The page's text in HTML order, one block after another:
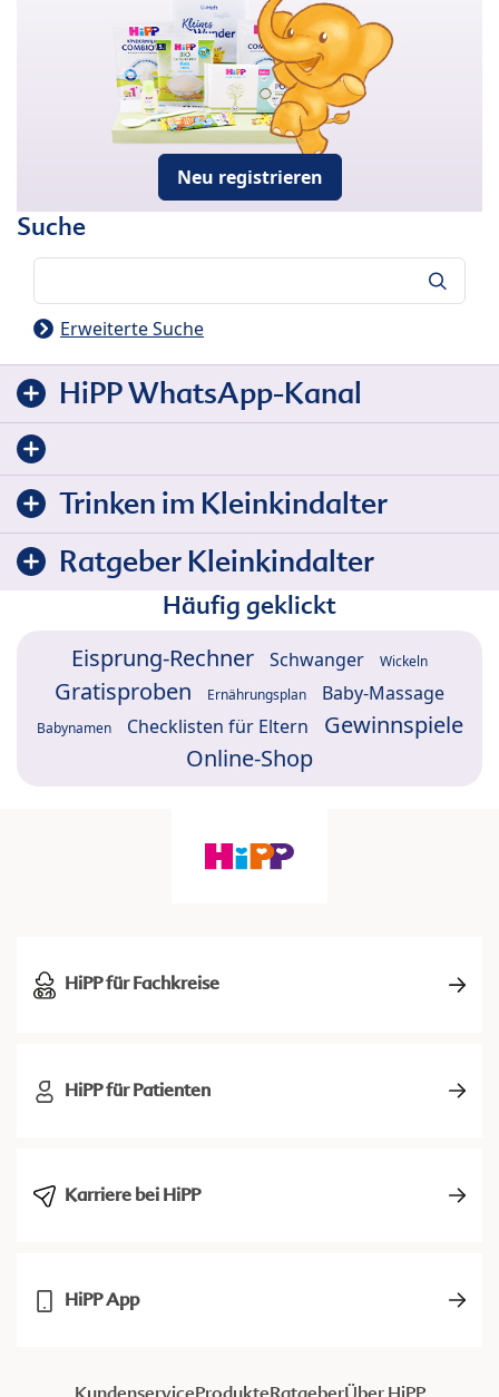
Neu registrieren
Suche
Erweiterte Suche
HiPP WhatsApp-Kanal
Trinken im Kleinkindalter
Ratgeber Kleinkindalter
Häufig geklickt
Eisprung-Rechner Schwanger Wickeln
Gratisproben Ernährungsplan Baby-Massage
Babynamen Checklisten für Eltern
Gewinnspiele
Online-Shop
HiPP für Fachkreise
HiPP für Patienten
Karriere bei HiPP
HiPP App